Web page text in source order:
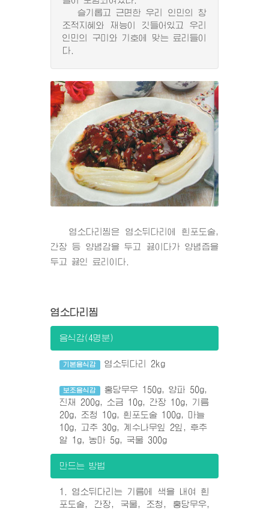
슬기롭고 근면한 우리 인민의 창
조적지혜와 재능이 깃들어있고 우리
인민의 구미와 기호에 맞는 료리들이
다.
염소다리찜은 염소뒤다리에 흰포도술,
간장 등 양념감을 두고 끓이다가 양념즙을
두고 끓인 료리이다.
염소다리찜
음식감(4명분)
기본음식감 염소뒤다리 2kg
보조음식감
홍당무우 150g, 양파 50g,
진채 200g, 소금 10g, 간장 10g, 기름
20g, 조청 10g, 흰포도술 100g, 마늘
10g, 고추 30g, 계수나무잎 2잎, 후추
알 1g, 농마 5g, 국물 300g
만드는 방법
1. 염소뒤다리는 기름에 색을 내여 흰
포도술, 간장, 국물, 조청, 홍당무우,